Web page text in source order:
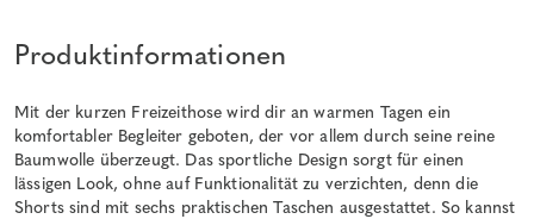
Produktinformationen
Mit der kurzen Freizeithose wird dir an warmen Tagen ein
komfortabler Begleiter geboten, der vor allem durch seine reine
Baumwolle überzeugt. Das sportliche Design sorgt für einen
lässigen Look, ohne auf Funktionalität zu verzichten, denn die
Shorts sind mit sechs praktischen Taschen ausgestattet. So kannst